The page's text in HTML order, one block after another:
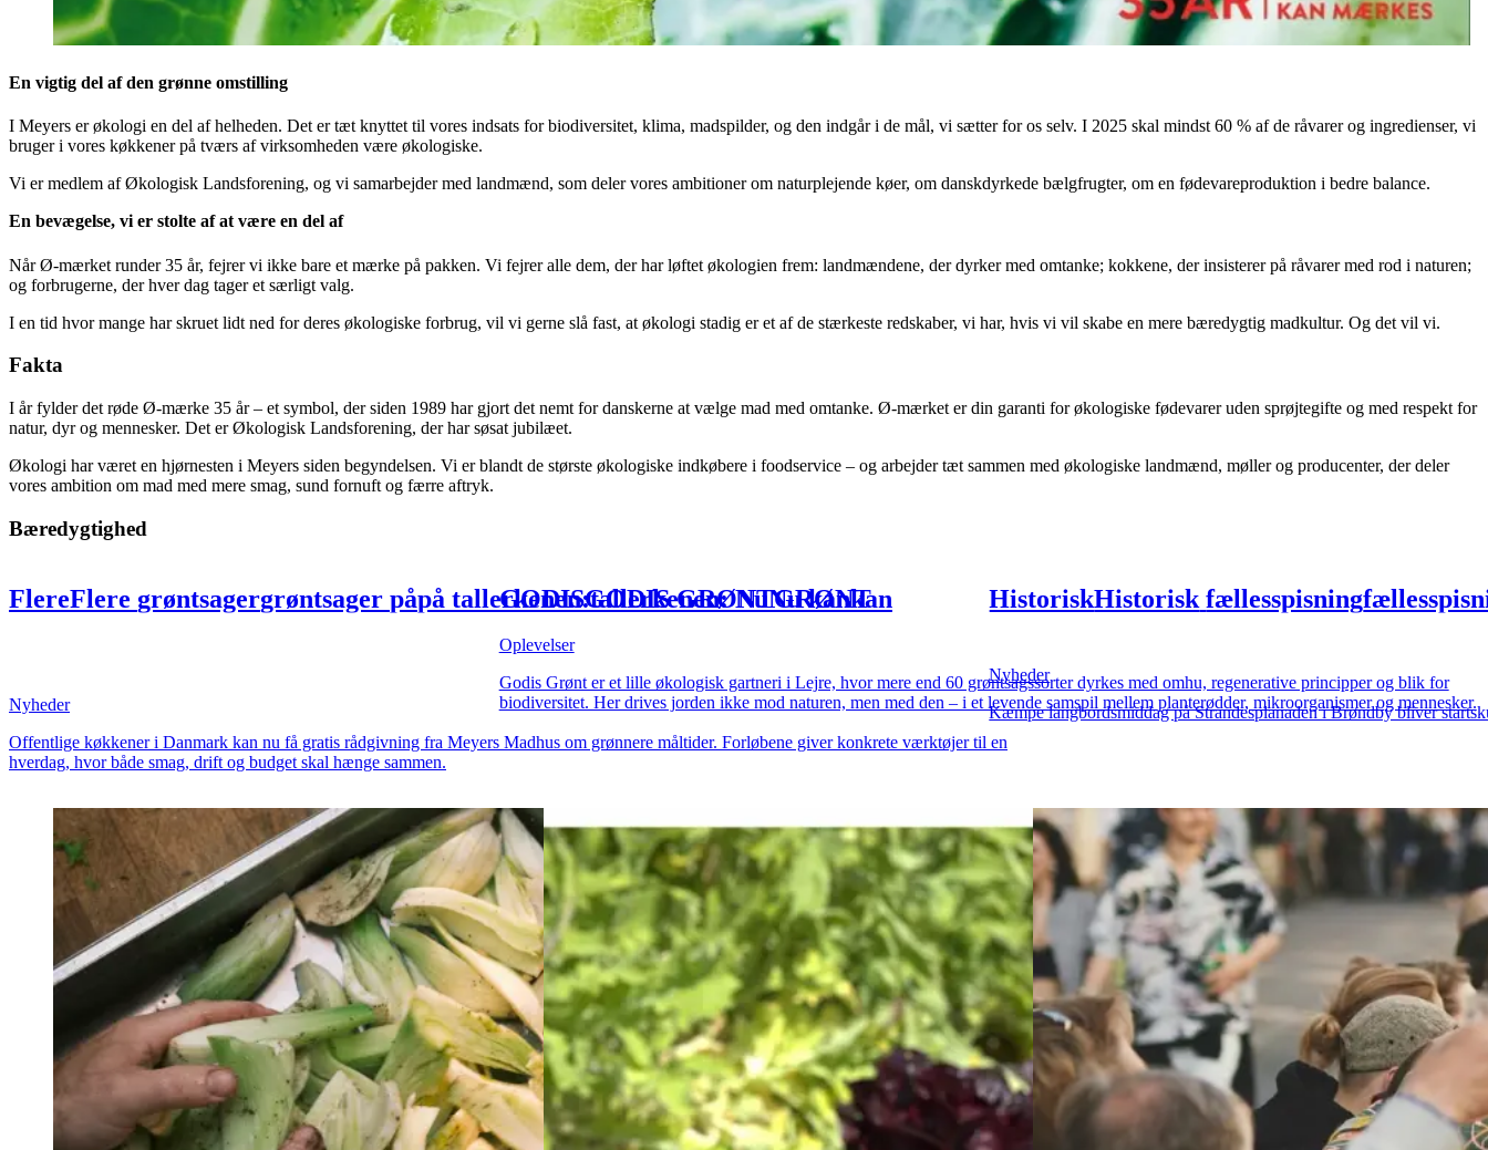
En vigtig del af den grønne omstilling
I Meyers er økologi en del af helheden. Det er tæt knyttet til vores indsats for biodiversitet, klima, madspilder, og den indgår i de mål, vi sætter for os selv. I 2025 skal mindst 60 % af de råvarer og ingredienser, vi
bruger i vores køkkener på tværs af virksomheden være økologiske.
Vi er medlem af Økologisk Landsforening, og vi samarbejder med landmænd, som deler vores ambitioner om naturplejende køer, om danskdyrkede bælgfrugter, om en fødevareproduktion i bedre balance.
En bevægelse, vi er stolte af at være en del af
Når Ø-mærket runder 35 år, fejrer vi ikke bare et mærke på pakken. Vi fejrer alle dem, der har løftet økologien frem: landmændene, der dyrker med omtanke; kokkene, der insisterer på råvarer med rod i naturen;
og forbrugerne, der hver dag tager et særligt valg.
I en tid hvor mange har skruet lidt ned for deres økologiske forbrug, vil vi gerne slå fast, at økologi stadig er et af de stærkeste redskaber, vi har, hvis vi vil skabe en mere bæredygtig madkultur. Og det vil vi.
Fakta
I år fylder det røde Ø-mærke 35 år – et symbol, der siden 1989 har gjort det nemt for danskerne at vælge mad med omtanke. Ø-mærket er din garanti for økologiske fødevarer uden sprøjtegifte og med respekt for
natur, dyr og mennesker. Det er Økologisk Landsforening, der har søsat jubilæet.
Økologi har været en hjørnesten i Meyers siden begyndelsen. Vi er blandt de største økologiske indkøbere i foodservice – og arbejder tæt sammen med økologiske landmænd, møller og producenter, der deler
vores ambition om mad med mere smag, sund fornuft og færre aftryk.
Bæredygtighed
FlereFlere grøntsagergrøntsager påpå tallerkenen:tallerkenen: NuNu kankan
Madhus
Nyheder
Offentlige køkkener i Danmark kan nu få gratis rådgivning fra Meyers Madhus om grønnere måltider. Forløbene giver konkrete værktøjer til en
hverdag, hvor både smag, drift og budget skal hænge sammen.
GODISGODIS GRØNTGRØNT
Oplevelser
Godis Grønt er et lille økologisk gartneri i Lejre, hvor mere end 60 grøntsagssorter dyrkes med omhu, regenerative principper og blik for
biodiversitet. Her drives jorden ikke mod naturen, men med den – i et levende samspil mellem planterødder, mikroorganismer og mennesker.
HistoriskHistorisk fællesspisning
Nyheder
Kæmpe langbordsmiddag på Strandesplanaden i Brøndby bliver